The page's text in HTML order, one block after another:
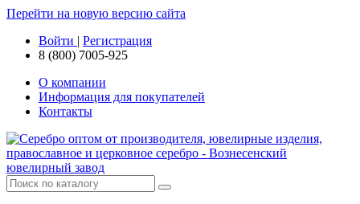
Перейти на новую версию сайта
Войти | Регистрация
8 (800) 7005-925
О компании
Информация для покупателей
Контакты